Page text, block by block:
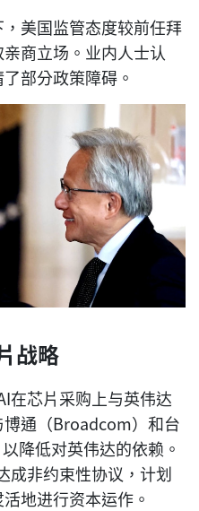
美国监管态度较前任拜
商立场。业内人士认
部分政策障碍。
战略
在芯片采购上与英伟达
通（Broadcom）和台
降低对英伟达的依赖。
成非约束性协议，计划
地进行资本运作。